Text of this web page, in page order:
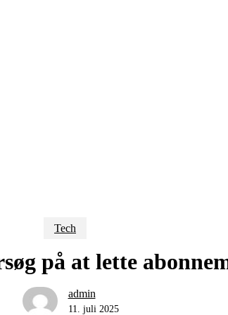
Tech
på at lette
admin
11. juli 2025